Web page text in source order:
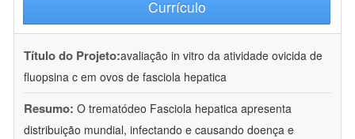
Currículo
Título do Projeto:avaliação in vitro da atividade ovicida de
fluopsina c em ovos de fasciola hepatica
Resumo: O trematódeo Fasciola hepatica apresenta
distribuição mundial, infectando e causando doença e